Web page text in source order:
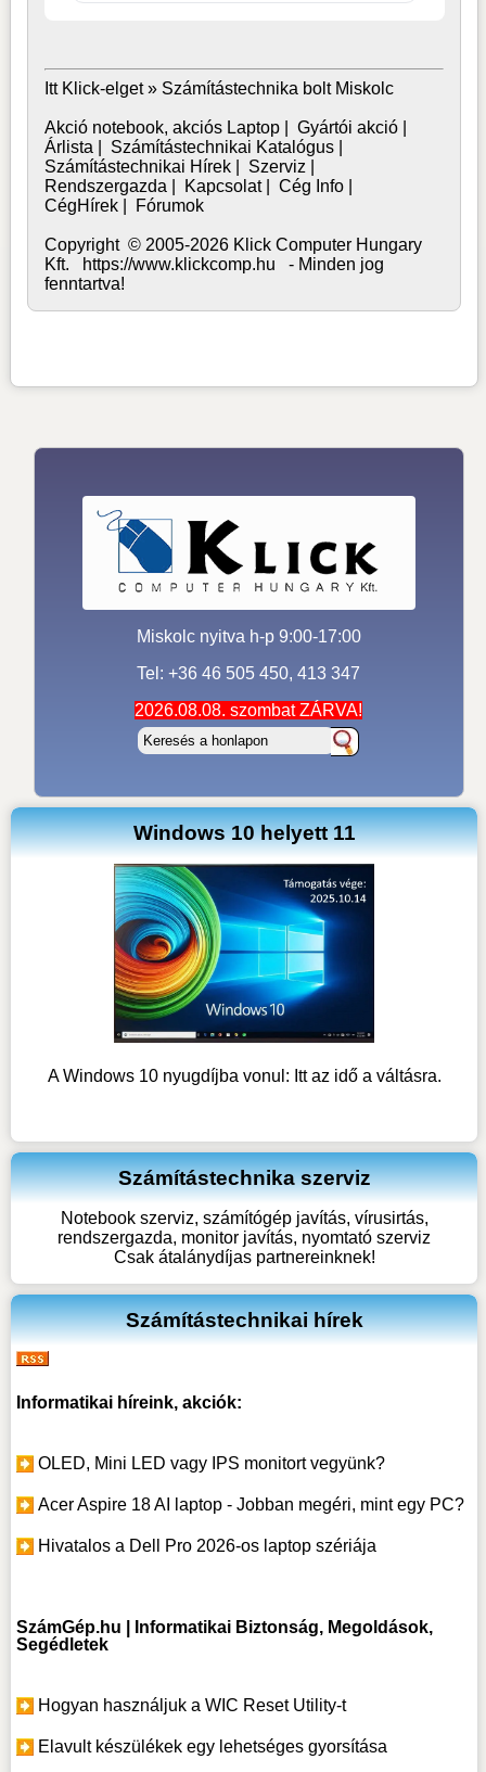
Itt Klick-elget » Számítástechnika bolt Miskolc
Akció notebook, akciós Laptop| Gyártói akció|
Árlista
Számítástechnikai Katalógus|
Számítástechnikai Hírek| Szerviz
Rendszergazda
Kapcsolat| Cég Info|
CégHírek| Fórumok
Copyright © 2005-2026 Klick Computer Hungary
Kft. https://www.klickcomp.hu - Minden jog
fenntartva!
Miskolc nyitva h-p 9:00-17:00
Tel: +36 46 505 450, 413 347
2026.08.08. szombat ZÁRVA!
Windows 10 helyett 11
A Windows 10 nyugdíjba vonul: Itt az idő a váltásra.
Számítástechnika szerviz
Notebook szerviz, számítógép javítás, vírusirtás,
rendszergazda, monitor javítás, nyomtató szerviz
Csak átalánydíjas partnereinknek!
Számítástechnikai hírek
Informatikai híreink, akciók:
OLED, Mini LED vagy IPS monitort vegyünk?
Acer Aspire 18 AI laptop - Jobban megéri, mint egy PC?
Hivatalos a Dell Pro 2026-os laptop szériája
SzámGép.hu | Informatikai Biztonság, Megoldások,
Segédletek
Hogyan használjuk a WIC Reset Utility-t
Elavult készülékek egy lehetséges gyorsítása